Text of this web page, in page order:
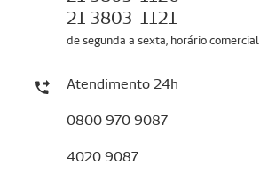
21 3803-1121
de segunda a sexta, horário comercial
Atendimento 24h
0800 970 9087
4020 9087